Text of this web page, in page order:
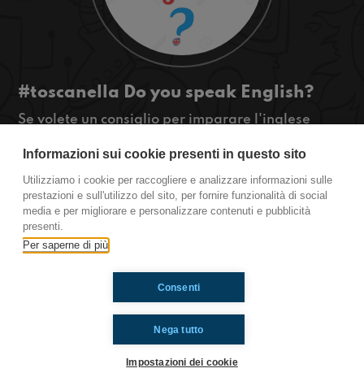
#toscanella Do you speak English?
Se volete un consiglio per imparare l'inglese
#OkkinSu www.radioimmaginaria.it
Toscanella
Ti è piaciuto? Condividilo!
Informazioni sui cookie presenti in questo sito
Utilizziamo i cookie per raccogliere e analizzare informazioni sulle
prestazioni e sull'utilizzo del sito, per fornire funzionalità di social
media e per migliorare e personalizzare contenuti e pubblicità
presenti.
Per saperne di più
Nega tutto
Consenti
Impostazioni dei cookie